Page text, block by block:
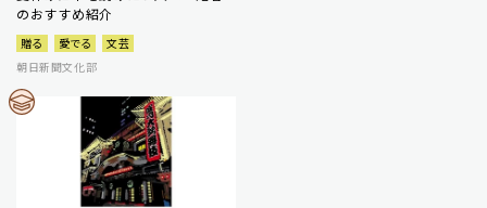
のおすすめ紹介
贈る 愛でる
文芸
朝日新聞文化部